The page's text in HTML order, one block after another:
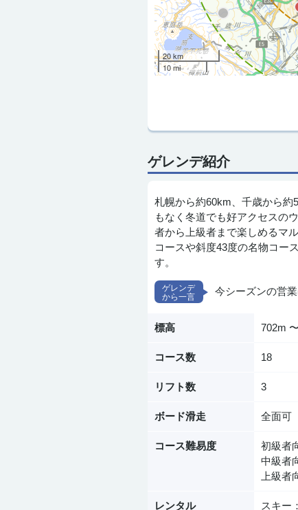
20 km
10 mi
ゲレンデ紹介
札幌から約60km、千歳から
もなく冬道でも好アクセスの
者から上級者まで楽しめるマ
コースや斜度43度の名物コー
す。
今シーズンの営
標高 702m
コース数 18
リフト数 3
ボード滑走 全面可
コース難易度
初級者
中級者
上級者
レンタル
スキー